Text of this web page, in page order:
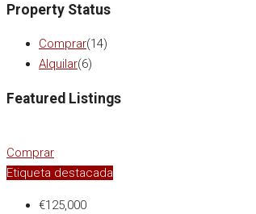
Property Status
Comprar(14)
Alquilar(6)
Featured Listings
Comprar
Etiqueta destacada
€125,000